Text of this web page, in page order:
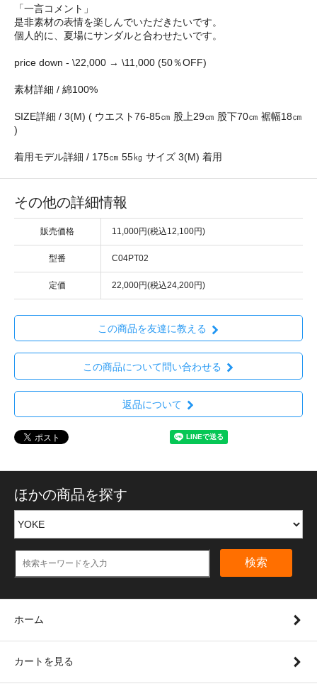
「一言コメント」
是非素材の表情を楽しんでいただきたいです。
個人的に、夏場にサンダルと合わせたいです。
price down - \22,000 → \11,000 (50％OFF)
素材詳細 / 綿100%
SIZE詳細 / 3(M) ( ウエスト76-85㎝ 股上29㎝ 股下70㎝ 裾幅18㎝
)
着用モデル詳細 / 175㎝ 55㎏ サイズ 3(M) 着用
その他の詳細情報
販売価格 11,000円(税込12,100円)
型番 C04PT02
定価 22,000円(税込24,200円)
この商品を友達に教える
この商品について問い合わせる
返品について
ほかの商品を探す
検索
ホーム
カートを見る